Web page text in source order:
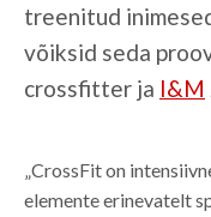
treenitud
võiksid seda
crossfitter ja I&M
„CrossFit on
elemente erinevatelt